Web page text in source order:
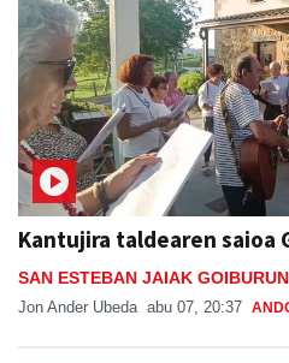
Kantujira taldearen saioa
SAN ESTEBAN JAIAK
Jon Ander Ubeda abu 07, 20:37